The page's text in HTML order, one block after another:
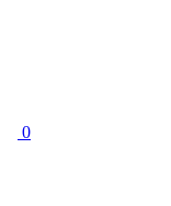
0